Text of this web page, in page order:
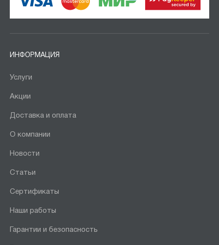
ИНФОРМАЦИЯ
Услуги
Акции
Доставка и оплата
О компании
Новости
Статьи
Сертификаты
Наши работы
Гарантии и безопасность